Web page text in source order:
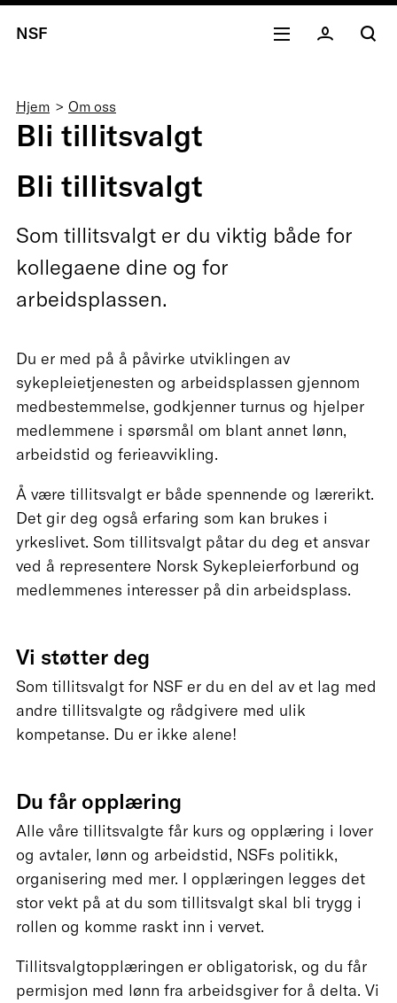
NSF
Navigasjonssti
Hjem Om oss
Bli tillitsvalgt
Bli tillitsvalgt
Som tillitsvalgt er du viktig både for
kollegaene dine og for
arbeidsplassen.
Du er med på å påvirke utviklingen av
sykepleietjenesten og arbeidsplassen gjennom
medbestemmelse, godkjenner turnus og hjelper
medlemmene i spørsmål om blant annet lønn,
arbeidstid og ferieavvikling.
Å være tillitsvalgt er både spennende og lærerikt.
Det gir deg også erfaring som kan brukes i
yrkeslivet. Som tillitsvalgt påtar du deg et ansvar
ved å representere Norsk Sykepleierforbund og
medlemmenes interesser på din arbeidsplass.
Vi støtter deg
Som tillitsvalgt for NSF er du en del av et lag med
andre tillitsvalgte og rådgivere med ulik
kompetanse. Du er ikke alene!
Du får opplæring
Alle våre tillitsvalgte får kurs og opplæring i lover
og avtaler, lønn og arbeidstid, NSFs politikk,
organisering med mer. I opplæringen legges det
stor vekt på at du som tillitsvalgt skal bli trygg i
rollen og komme raskt inn i vervet.
Tillitsvalgtopplæringen er obligatorisk, og du får
permisjon med lønn fra arbeidsgiver for å delta. Vi